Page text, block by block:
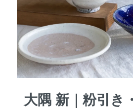
大隅 新｜粉引き